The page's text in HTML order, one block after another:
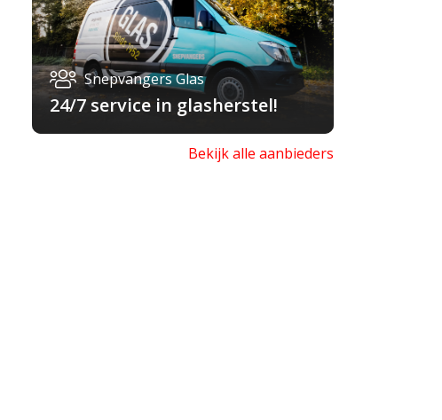
Snepvangers Glas
24/7 service in glasherstel!
Bekijk alle aanbieders